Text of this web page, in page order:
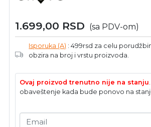
1.699,00 RSD (sa PDV-om)
Isporuka (A) : 499rsd za celu
obzira na broj i vrstu proizvoda.
Ovaj proizvod trenutno nije na stanju
obaveštenje kada bude ponovo na
Email